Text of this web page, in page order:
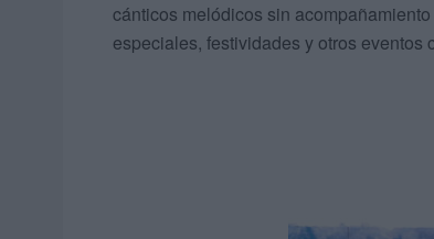
cánticos melódicos sin
especiales, festividades y otros eventos